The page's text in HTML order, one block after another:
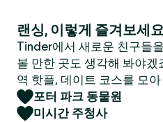
랜싱, 이렇게 즐겨보세
Tinder에서 새로운 친구들
볼 만한 곳도 생각해 봐야
역 핫플, 데이트 코스를 모
포터 파크 동물원
미시간 주청사